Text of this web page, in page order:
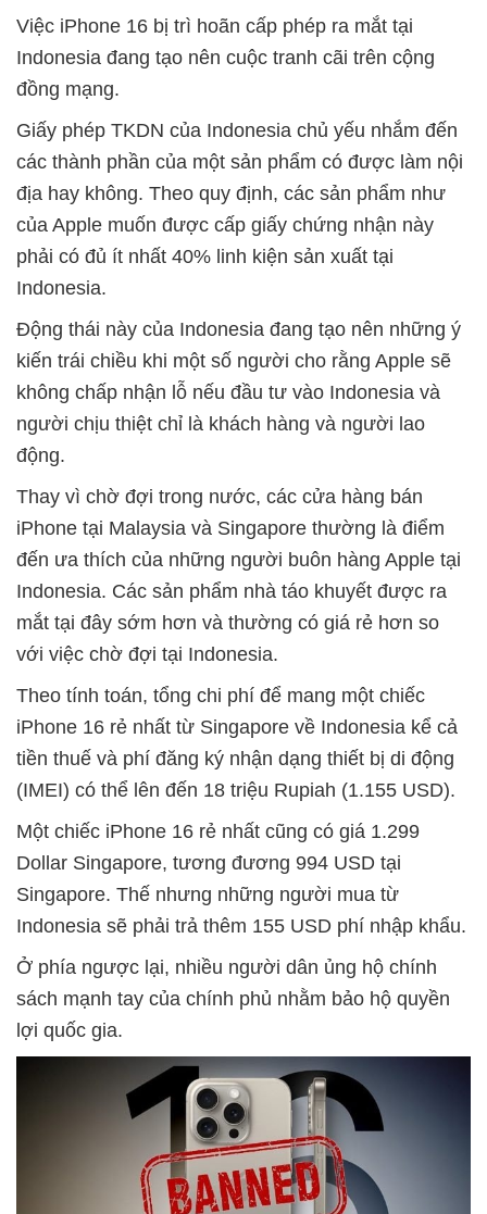
Việc iPhone 16 bị trì hoãn cấp phép ra mắt tại
Indonesia đang tạo nên cuộc tranh cãi trên cộng
đồng mạng.
Giấy phép TKDN của Indonesia chủ yếu nhắm đến
các thành phần của một sản phẩm có được làm nội
địa hay không. Theo quy định, các sản phẩm như
của Apple muốn được cấp giấy chứng nhận này
phải có đủ ít nhất 40% linh kiện sản xuất tại
Indonesia.
Động thái này của Indonesia đang tạo nên những ý
kiến trái chiều khi một số người cho rằng Apple sẽ
không chấp nhận lỗ nếu đầu tư vào Indonesia và
người chịu thiệt chỉ là khách hàng và người lao
động.
Thay vì chờ đợi trong nước, các cửa hàng bán
iPhone tại Malaysia và Singapore thường là điểm
đến ưa thích của những người buôn hàng Apple tại
Indonesia. Các sản phẩm nhà táo khuyết được ra
mắt tại đây sớm hơn và thường có giá rẻ hơn so
với việc chờ đợi tại Indonesia.
Theo tính toán, tổng chi phí để mang một chiếc
iPhone 16 rẻ nhất từ Singapore về Indonesia kể cả
tiền thuế và phí đăng ký nhận dạng thiết bị di động
(IMEI) có thể lên đến 18 triệu Rupiah (1.155 USD).
Một chiếc iPhone 16 rẻ nhất cũng có giá 1.299
Dollar Singapore, tương đương 994 USD tại
Singapore. Thế nhưng những người mua từ
Indonesia sẽ phải trả thêm 155 USD phí nhập khẩu.
Ở phía ngược lại, nhiều người dân ủng hộ chính
sách mạnh tay của chính phủ nhằm bảo hộ quyền
lợi quốc gia.